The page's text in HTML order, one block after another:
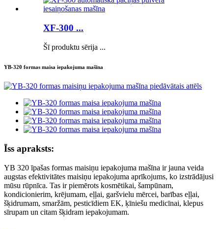
XF-300 ...
Šī produktu sērija ...
YB-320 formas maisa iepakojuma mašīna
Īss apraksts:
YB 320 īpašas formas maisiņu iepakojuma mašīna ir jauna veida
augstas efektivitātes maisiņu iepakojuma aprīkojums, ko izstrādājusi
mūsu rūpnīca. Tas ir piemērots kosmētikai, šampūnam,
kondicionierim, krējumam, eļļai, garšvielu mērcei, barības eļļai,
šķidrumam, smaržām, pesticīdiem EK, ķīniešu medicīnai, klepus
sīrupam un citam šķidram iepakojumam.